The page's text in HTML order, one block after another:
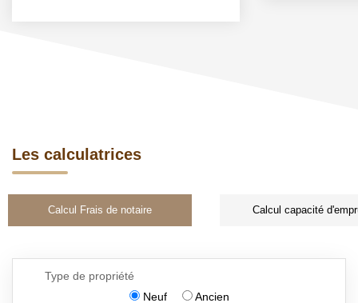
Les calculatrices
Calcul Frais de notaire Calcul capacité